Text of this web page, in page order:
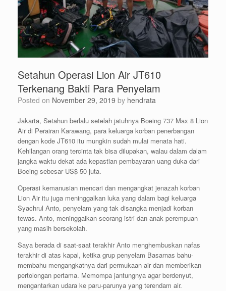
Setahun Operasi Lion Air JT610
Terkenang Bakti Para Penyelam
Posted on November 29, 2019 by hendrata
Jakarta, Setahun berlalu setelah jatuhnya Boeing 737 Max 8 Lion
Air di Perairan Karawang, para keluarga korban penerbangan
dengan kode JT610 itu mungkin sudah mulai menata hati.
Kehilangan orang tercinta tak bisa dilupakan, walau dalam dalam
jangka waktu dekat ada kepastian pembayaran uang duka dari
Boeing sebesar US$ 50 juta.
Operasi kemanusian mencari dan mengangkat jenazah korban
Lion Air itu juga meninggalkan luka yang dalam bagi keluarga
Syachrul Anto, penyelam yang tak disangka menjadi korban
tewas. Anto, meninggalkan seorang istri dan anak perempuan
yang masih bersekolah.
Saya berada di saat-saat terakhir Anto menghembuskan nafas
terakhir di atas kapal, ketika grup penyelam Basarnas bahu-
membahu mengangkatnya dari permukaan air dan memberikan
pertolongan pertama. Memompa jantungnya agar berdenyut,
mengantarkan udara ke paru-parunya yang terendam air.